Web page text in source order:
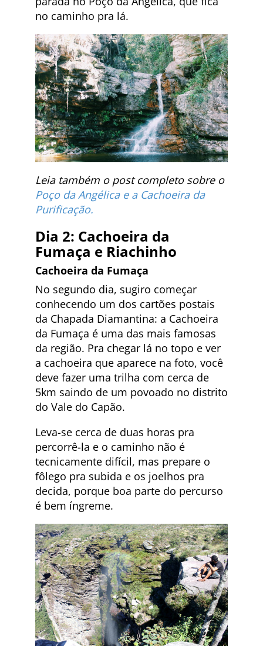
no caminho pra lá.
Leia também o post completo sobre o
Poço da Angélica e a Cachoeira da
Purificação.
Dia 2: Cachoeira da
Fumaça e Riachinho
Cachoeira da Fumaça
No segundo dia, sugiro começar
conhecendo um dos cartões postais
da Chapada Diamantina: a Cachoeira
da Fumaça é uma das mais famosas
da região. Pra chegar lá no topo e ver
a cachoeira que aparece na foto, você
deve fazer uma trilha com cerca de
5km saindo de um povoado no distrito
do Vale do Capão.
Leva-se cerca de duas horas pra
percorrê-la e o caminho não é
tecnicamente difícil, mas prepare o
fôlego pra subida e os joelhos pra
decida, porque boa parte do percurso
é bem íngreme.